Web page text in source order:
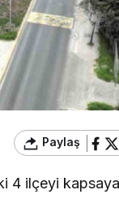
Paylaş
4 ilçeyi